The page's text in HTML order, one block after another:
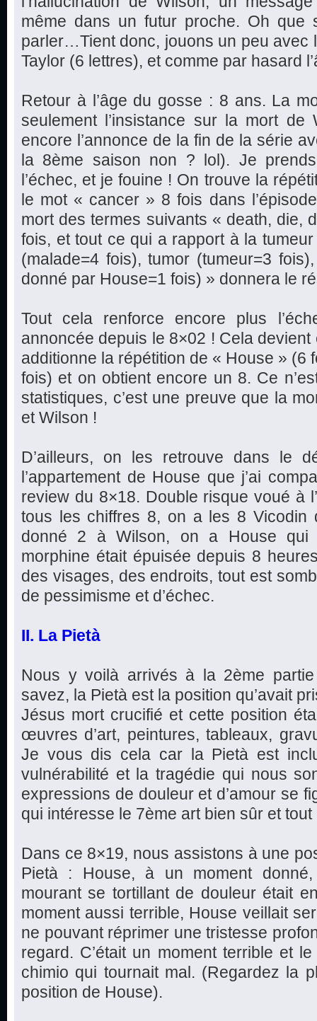
même dans un futur proche. Oh
parler…Tient donc, jouons un peu avec
Taylor (6 lettres), et comme par hasard
Retour à l’âge du gosse : 8 ans. La
seulement l’insistance sur la mort de
encore l’annonce de la fin de la série
la 8ème saison non ? lol). Je
l’échec, et je fouine ! On trouve la
le mot « cancer » 8 fois dans
mort des termes suivants « death, die,
fois, et tout ce qui a rapport à la
(malade=4 fois), tumor (tumeur=3
donné par House=1 fois) » donnera le
Tout cela renforce encore plus
annoncée depuis le 8×02 ! Cela
additionne la répétition de « House » (6
fois) et on obtient encore un 8. Ce
statistiques, c’est une preuve que la
et Wilson !
D’ailleurs, on les retrouve dans le
l’appartement de House que j’ai
review du 8×18. Double risque voué à
tous les chiffres 8, on a les 8 Vicodin
donné 2 à Wilson, on a House qui
morphine était épuisée depuis 8
des visages, des endroits, tout est
de pessimisme et d’échec.
II. La Pietà
Nous y voilà arrivés à la 2ème
savez, la Pietà est la position qu’avait
Jésus mort crucifié et cette position
œuvres d’art, peintures, tableaux,
Je vous dis cela car la Pietà est
vulnérabilité et la tragédie qui nous
expressions de douleur et d’amour se
qui intéresse le 7ème art bien sûr et
Dans ce 8×19, nous assistons à une
Pietà : House, à un moment
mourant se tortillant de douleur était
moment aussi terrible, House veillait
ne pouvant réprimer une tristesse
regard. C’était un moment terrible et
chimio qui tournait mal. (Regardez la
position de House).